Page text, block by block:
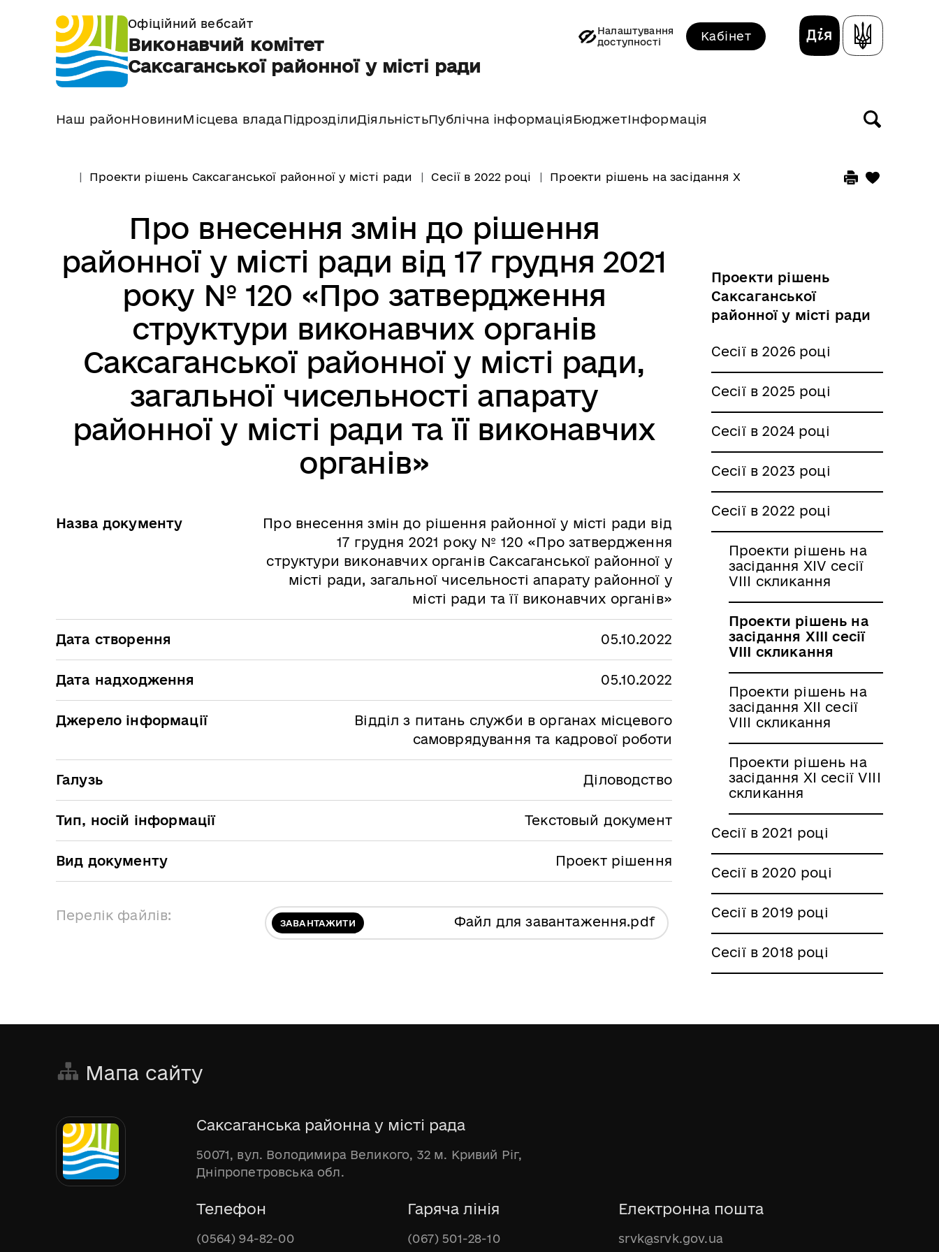
Офіційний вебсайт
Виконавчий комітет
Саксаганської районної у місті ради
Налаштування
доступності
Кабінет
Наш районНовиниМісцева влада ПідрозділиДіяльністьПублічна інформація БюджетІнформація
Проекти рішень Саксаганської районної у місті ради Сесії в 2022 році Проекти рішень на засідання XIII сесії VIII скликання
Про внесення змін до рішення
районної у місті ради від 17 грудня 2021
року № 120 «Про затвердження
структури виконавчих органів
Саксаганської районної у місті ради,
загальної чисельності апарату
районної у місті ради та її виконавчих
органів»
Назва документу
Про внесення змін до рішення районної у місті ради від
17 грудня 2021 року № 120 «Про затвердження
структури виконавчих органів Саксаганської районної у
місті ради, загальної чисельності апарату районної у
місті ради та її виконавчих органів»
Дата створення 05.10.2022
Дата надходження 05.10.2022
Джерело інформації
Відділ з питань служби в органах місцевого
самоврядування та кадрової роботи
Галузь Діловодство
Тип, носій інформації Текстовый документ
Вид документу Проект рішення
Перелік файлів: ЗАВАНТАЖИТИ Файл для завантаження.pdf
Проекти рішень
Саксаганської
районної у місті ради
Сесії в 2026 році
Сесії в 2025 році
Сесії в 2024 році
Сесії в 2023 році
Сесії в 2022 році
Проекти рішень на
засідання XIV сесії
VIII скликання
Проекти рішень на
засідання XIII сесії
VIII скликання
Проекти рішень на
засідання XII сесії
VIII скликання
Проекти рішень на
засідання XI сесії VIII
скликання
Сесії в 2021 році
Сесії в 2020 році
Сесії в 2019 році
Сесії в 2018 році
Мапа сайту
Саксаганська районна у місті рада
50071, вул. Володимира Великого, 32 м. Кривий Ріг,
Дніпропетровська обл.
Телефон
(0564) 94-82-00
Гаряча лінія
(067) 501-28-10
Електронна пошта
srvk@srvk.gov.ua